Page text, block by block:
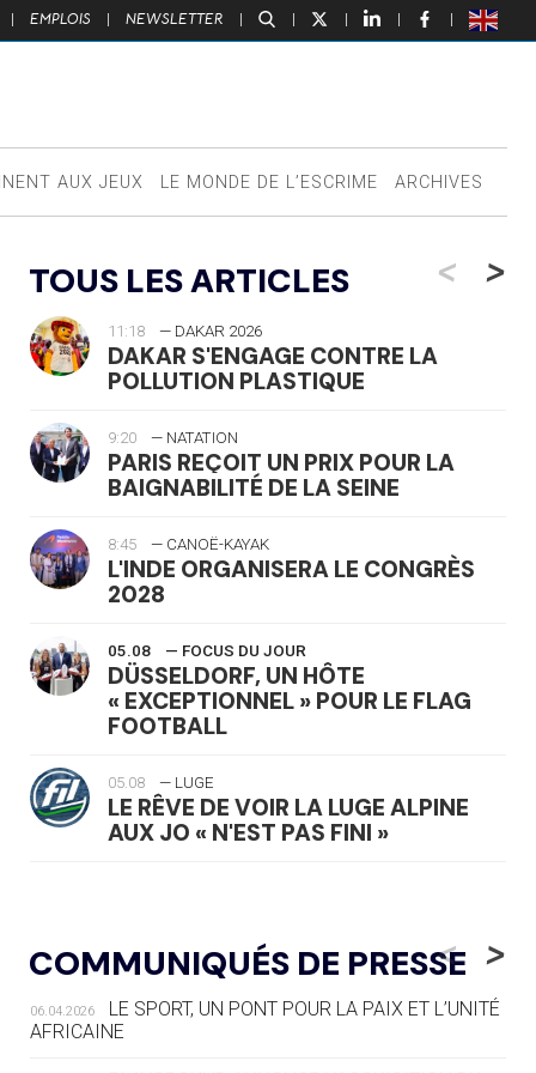
| EMPLOIS | NEWSLETTER | | | | |
AUX JEUX LE MONDE DE L’ESCRIME ARCHIVES
TOUS LES ARTICLES <
11:18 — DAKAR 2026
DAKAR S'ENGAGE CONTRE LA
POLLUTION PLASTIQUE
9:20 — NATATION
PARIS REÇOIT UN PRIX POUR LA
BAIGNABILITÉ DE LA SEINE
8:45 — CANOË-KAYAK
L'INDE ORGANISERA LE CONGRÈS
2028
05.08 — FOCUS DU JOUR
DÜSSELDORF, UN HÔTE
« EXCEPTIONNEL » POUR LE FLAG
FOOTBALL
05.08 — LUGE
LE RÊVE DE VOIR LA LUGE ALPINE
AUX JO « N'EST PAS FINI »
DES MONDIAUX À BRISBANE SUR LA
ROUTE DES JO 2032
05.08 — ALPES FRANÇAISES 2030
LE VILLAGE OLYMPIQUE DES ARAVIS
>
COMMUNIQUÉS DE PRESSE
<
06.04.2026
LE SPORT, UN PONT POUR LA PAIX ET L’UNITÉ
AFRICAINE
>